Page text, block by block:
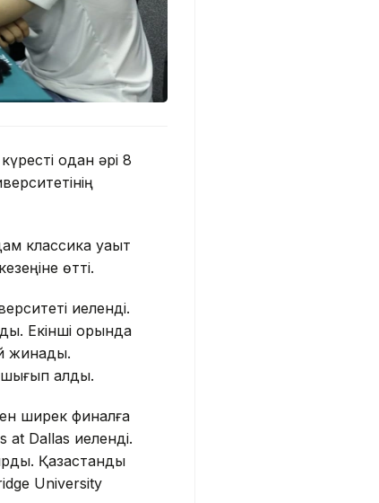
одан әрі 8
классика уақыт
өтті.
иеленді.
Екінші орында
жинады.
қалды.
ширек финалға
at Dallas иеленді.
Қазақстандық
University